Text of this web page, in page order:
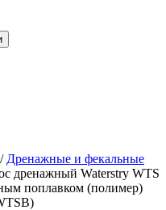
/ Дренажные и фекальные
дренажный Waterstry WTS
поплавком (полимер)